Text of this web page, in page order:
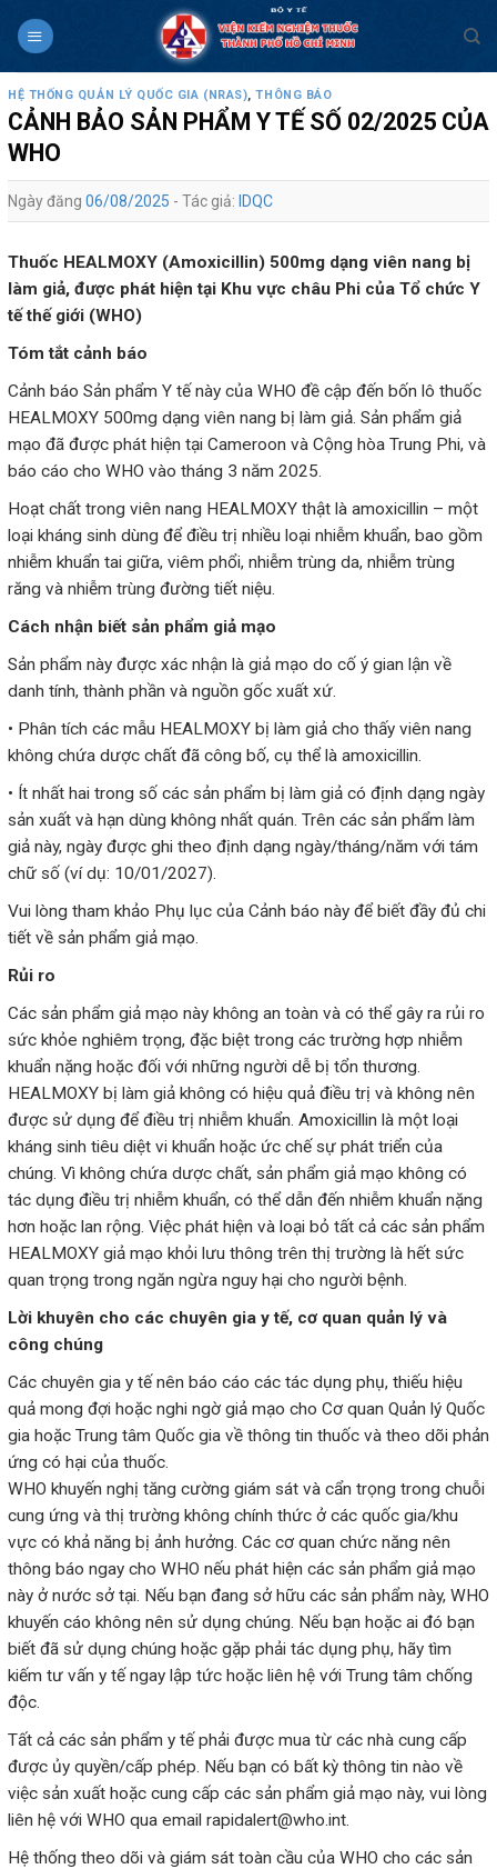
HỆ THỐNG QUẢN LÝ QUỐC GIA (NRAS),THÔNG BÁO
CẢNH BẢO SẢN PHẨM Y TẾ SỐ 02/2025 CỦA
WHO
Ngày đăng 06/08/2025 - Tác giả: IDQC
Thuốc HEALMOXY (Amoxicillin) 500mg dạng viên nang bị
làm giả, được phát hiện tại Khu vực châu Phi của Tổ chức Y
tế thế giới (WHO)
Tóm tắt cảnh báo
Cảnh báo Sản phẩm Y tế này của WHO đề cập đến bốn lô thuốc
HEALMOXY 500mg dạng viên nang bị làm giả. Sản phẩm giả
mạo đã được phát hiện tại Cameroon và Cộng hòa Trung Phi, và
báo cáo cho WHO vào tháng 3 năm 2025.
Hoạt chất trong viên nang HEALMOXY thật là amoxicillin – một
loại kháng sinh dùng để điều trị nhiều loại nhiễm khuẩn, bao gồm
nhiễm khuẩn tai giữa, viêm phổi, nhiễm trùng da, nhiễm trùng
răng và nhiễm trùng đường tiết niệu.
Cách nhận biết sản phẩm giả mạo
Sản phẩm này được xác nhận là giả mạo do cố ý gian lận về
danh tính, thành phần và nguồn gốc xuất xứ.
• Phân tích các mẫu HEALMOXY bị làm giả cho thấy viên nang
không chứa dược chất đã công bố, cụ thể là amoxicillin.
• Ít nhất hai trong số các sản phẩm bị làm giả có định dạng ngày
sản xuất và hạn dùng không nhất quán. Trên các sản phẩm làm
giả này, ngày được ghi theo định dạng ngày/tháng/năm với tám
chữ số (ví dụ: 10/01/2027).
Vui lòng tham khảo Phụ lục của Cảnh báo này để biết đầy đủ chi
tiết về sản phẩm giả mạo.
Rủi ro
Các sản phẩm giả mạo này không an toàn và có thể gây ra rủi ro
sức khỏe nghiêm trọng, đặc biệt trong các trường hợp nhiễm
khuẩn nặng hoặc đối với những người dễ bị tổn thương.
HEALMOXY bị làm giả không có hiệu quả điều trị và không nên
được sử dụng để điều trị nhiễm khuẩn. Amoxicillin là một loại
kháng sinh tiêu diệt vi khuẩn hoặc ức chế sự phát triển của
chúng. Vì không chứa dược chất, sản phẩm giả mạo không có
tác dụng điều trị nhiễm khuẩn, có thể dẫn đến nhiễm khuẩn nặng
hơn hoặc lan rộng. Việc phát hiện và loại bỏ tất cả các sản phẩm
HEALMOXY giả mạo khỏi lưu thông trên thị trường là hết sức
quan trọng trong ngăn ngừa nguy hại cho người bệnh.
Lời khuyên cho các chuyên gia y tế, cơ quan quản lý và
công chúng
Các chuyên gia y tế nên báo cáo các tác dụng phụ, thiếu hiệu
quả mong đợi hoặc nghi ngờ giả mạo cho Cơ quan Quản lý Quốc
gia hoặc Trung tâm Quốc gia về thông tin thuốc và theo dõi phản
ứng có hại của thuốc.
WHO khuyến nghị tăng cường giám sát và cẩn trọng trong chuỗi
cung ứng và thị trường không chính thức ở các quốc gia/khu
vực có khả năng bị ảnh hưởng. Các cơ quan chức năng nên
thông báo ngay cho WHO nếu phát hiện các sản phẩm giả mạo
này ở nước sở tại. Nếu bạn đang sở hữu các sản phẩm này, WHO
khuyến cáo không nên sử dụng chúng. Nếu bạn hoặc ai đó bạn
biết đã sử dụng chúng hoặc gặp phải tác dụng phụ, hãy tìm
kiếm tư vấn y tế ngay lập tức hoặc liên hệ với Trung tâm chống
độc.
Tất cả các sản phẩm y tế phải được mua từ các nhà cung cấp
được ủy quyền/cấp phép. Nếu bạn có bất kỳ thông tin nào về
việc sản xuất hoặc cung cấp các sản phẩm giả mạo này, vui lòng
liên hệ với WHO qua email rapidalert@who.int.
Hệ thống theo dõi và giám sát toàn cầu của WHO cho các sản